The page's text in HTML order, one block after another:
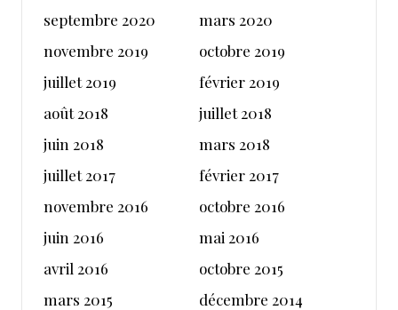
septembre 2020
mars 2020
novembre 2019
octobre 2019
juillet 2019
février 2019
août 2018
juillet 2018
juin 2018
mars 2018
juillet 2017
février 2017
novembre 2016
octobre 2016
juin 2016
mai 2016
avril 2016
octobre 2015
mars 2015
décembre 2014